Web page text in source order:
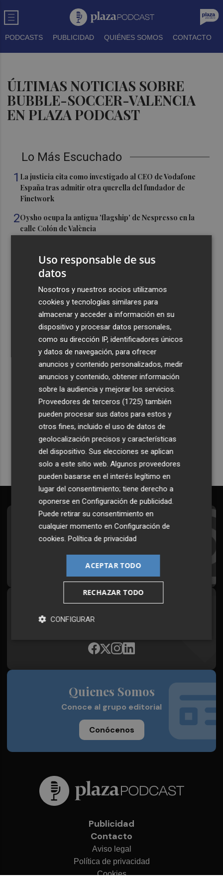
PODCASTS PUBLICIDAD QUIÉNES SOMOS CONTACTO
ÚLTIMAS NOTICIAS SOBRE
BUBBLE-SOCCER-VALENCIA
EN PLAZA PODCAST
Lo Más Escuchado
1 La justicia cita como investigado al CEO de Vodafone
España tras admitir otra querella del fundador de
Finetwork
2Oysho ocupa la antigua 'flagship' de Nespresso en la
calle Colón de València
la atención al nacimiento
El proyecto 'Gramola' evalúa estrategias sostenibles
para reducir las alteraciones internas de la granada
mollar de Elche
El talento murciano conquista Cimeria: Dagnino ilustra
'Aguas peligrosas' de Conan el Bárbaro
Recibe toda la actualidad de
Plaza Podcast en tu correo
Quiero suscribirme
Suscríbete al Boletín
Todos los días a primera hora en tu email
¡Quiero suscribirme!
Síguenos en redes
Plaza Podcast, desde cualquier medio
Quienes Somos
Conoce al grupo editorial
Conócenos
Publicidad
Contacto
Aviso legal
Política de privacidad
Cookies
Uso responsable de sus
datos
Nosotros y nuestros socios utilizamos
cookies y tecnologías similares para
almacenar y acceder a información en su
dispositivo y procesar datos personales,
como su dirección IP, identificadores únicos
y datos de navegación, para ofrecer
anuncios y contenido personalizados, medir
anuncios y contenido, obtener información
sobre la audiencia y mejorar los servicios.
Proveedores de terceros (1725) también
pueden procesar sus datos para estos y
otros fines, incluido el uso de datos de
geolocalización precisos y características
del dispositivo. Sus elecciones se aplican
solo a este sitio web. Algunos proveedores
pueden basarse en el interés legítimo en
lugar del consentimiento; tiene derecho a
oponerse enConfiguración de publicidad.
Puede retirar su consentimiento en
cualquier momento enConfiguración de
cookies.Política de privacidad
ACEPTAR TODO
RECHAZAR TODO
CONFIGURAR